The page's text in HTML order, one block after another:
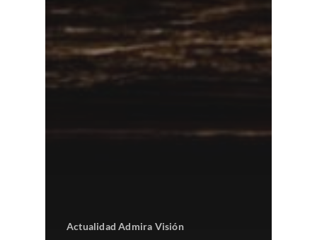
Actualidad Admira Visión